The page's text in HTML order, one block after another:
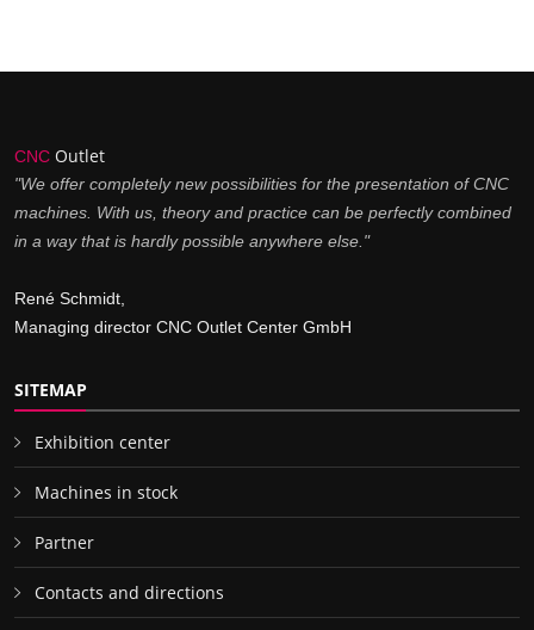
CNC Outlet
"We offer completely new possibilities for the presentation of CNC
machines. With us, theory and practice can be perfectly combined
in a way that is hardly possible anywhere else."
René Schmidt,
Managing director CNC Outlet Center GmbH
SITEMAP
Exhibition center
Machines in stock
Partner
Contacts and directions